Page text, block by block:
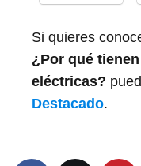
Si quieres
¿Por qué
eléctricas?
Destacado.